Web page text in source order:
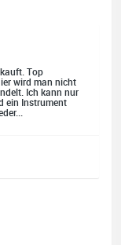
Top
wird man nicht
Ich kann nur
ein Instrument